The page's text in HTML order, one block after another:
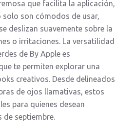
que facilita la aplicación,
solo son cómodos de usar,
deslizan suavemente sobre la
o irritaciones. La versatilidad
de By Apple es
te permiten explorar una
creativos. Desde delineados
de ojos llamativas, estos
para quienes desean
de septiembre.